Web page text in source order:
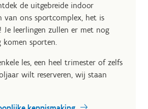
de uitgebreide indoor
van ons sportcomplex, het is
Je leerlingen zullen er met nog
komen sporten.
les, een heel trimester of zelfs
wilt reserveren, wij staan